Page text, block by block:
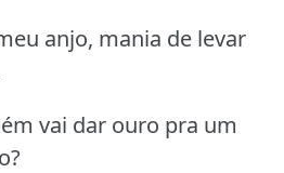
anjo, mania de levar
vai dar ouro pra um